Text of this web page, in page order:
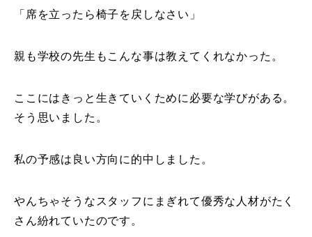
「席を立ったら椅子を戻しなさい」
親も学校の先生もこんな事は教えてくれなかった。
ここにはきっと生きていくために必要な学びがある。
そう思いました。
私の予感は良い方向に的中しました。
やんちゃそうなスタッフにまぎれて優秀な人材がたく
さん紛れていたのです。